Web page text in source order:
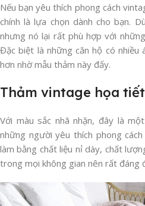
Nếu bạn yêu thích phong cách
chính là lựa chọn dành cho bạn.
nhưng nó lại rất phù hợp với
Đặc biệt là những căn hộ có nhiều
hơn nhờ mẫu thảm này đấy.
Thảm vintage họa
Với màu sắc nhã nhặn, đây là
những người yêu thích phong
làm bằng chất liệu nỉ dày, chất
trong mọi không gian nên rất đáng